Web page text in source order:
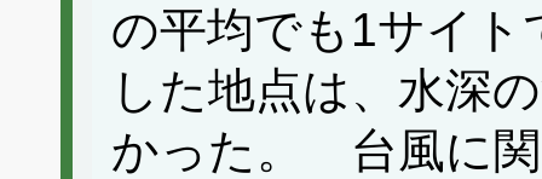
の平均でも1サイト
した地点は、水深
かった。 台風に関